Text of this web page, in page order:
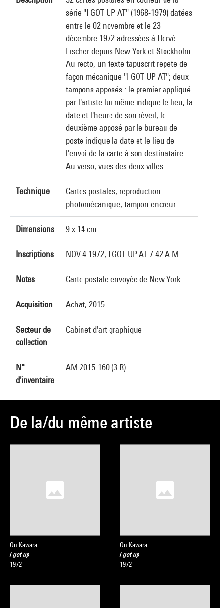
série "I GOT UP AT" (1968-1979) datées
entre le 02 novembre et le 23
décembre 1972 adressées à Hervé
Fischer depuis New York et Stockholm.
Au recto, un texte tapuscrit répète de
façon mécanique "I GOT UP AT"; deux
tampons apposés : le premier appliqué
par l'artiste lui même indique le lieu, la
date et l'heure de son réveil, le
deuxième apposé par le bureau de
poste indique la date et le lieu de
l'envoi de la carte à son destinataire.
Au verso, vues des deux villes.
Technique
Cartes postales, reproduction
photomécanique, tampon encreur
Dimensions 9 x 14 cm
Inscriptions NOV 4 1972, I GOT UP AT 7.42 A.M.
Notes Carte postale envoyée de New York
Acquisition Achat, 2015
Secteur de
collection
Cabinet d'art graphique
N°
d'inventaire
AM 2015-160 (3 R)
De la/du même artiste
On Kawara
I got up
1972
On Kawara
I got up
1972